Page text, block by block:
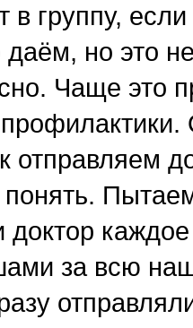
в группу,
но это
Чаще это
отправляем
доктор
за всю